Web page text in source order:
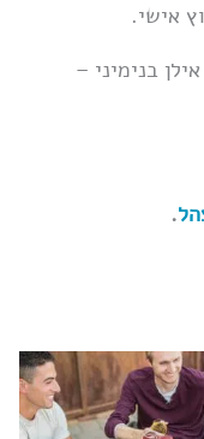
אישי.
בנימיני –
.